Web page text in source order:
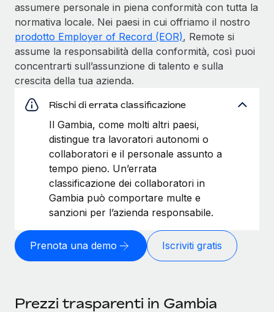
assumere personale in piena conformità con tutta la
normativa locale. Nei paesi in cui offriamo il nostro
prodotto Employer of Record (EOR), Remote si
assume la responsabilità della conformità, così puoi
concentrarti sull’assunzione di talento e sulla
crescita della tua azienda.
Rischi di errata classificazione
Il Gambia, come molti altri paesi,
distingue tra lavoratori autonomi o
collaboratori e il personale assunto a
tempo pieno. Un’errata
classificazione dei collaboratori in
Gambia può comportare multe e
sanzioni per l’azienda responsabile.
Prenota una demo Iscriviti gratis
Prezzi trasparenti in Gambia